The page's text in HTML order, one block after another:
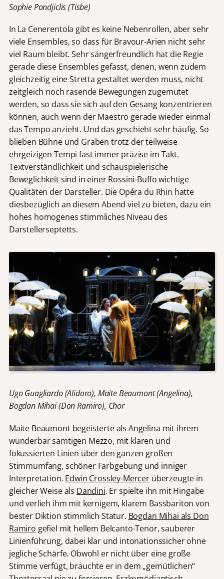
Sophie Pondjiclis (Tisbe)
In La Cenerentola gibt es keine Nebenrollen, aber sehr
viele Ensembles, so dass für Bravour-Arien nicht sehr
viel Raum bleibt. Sehr sängerfreundlich hat die Regie
gerade diese Ensembles gefasst, denen, wenn zudem
gleichzeitig eine Stretta gestaltet werden muss, nicht
zeitgleich noch rasende Bewegungen zugemutet
werden, so dass sie sich auf den Gesang konzentrieren
können, auch wenn der Maestro gerade wieder einmal
das Tempo anzieht. Und das geschieht sehr häufig. So
blieben Bühne und Graben trotz der teilweise
ehrgeizigen Tempi fast immer präzise im Takt.
Textverständlichkeit und schauspielerische
Beweglichkeit sind in einer Rossini-Buffo wichtige
Qualitäten der Darsteller. Die Opéra du Rhin hatte
diesbezüglich an diesem Abend viel zu bieten, dazu ein
hohes homogenes stimmliches Niveau des
Darstellerseptetts.
Ugo Guagliardo (Alidoro), Maite Beaumont (Angelina),
Bogdan Mihai (Don Ramiro), Chor
Maite Beaumontbegeisterte als Angelina mit ihrem
wunderbar samtigen Mezzo, mit klaren und
fokussierten Linien über den ganzen großen
Stimmumfang, schöner Farbgebung und inniger
Interpretation. Edwin Crossley-Mercer überzeugte in
gleicher Weise als Dandini. Er spielte ihn mit Hingabe
und verlieh ihm mit kernigem, klarem Bassbariton von
bester Diktion stimmlich Statur. Bogdan Mihai als Don
Ramiro gefiel mit hellem Belcanto-Tenor, sauberer
Linienführung, dabei klar und intonationssicher ohne
jegliche Schärfe. Obwohl er nicht über eine große
Stimme verfügt, brauchte er in dem „gemütlichen“